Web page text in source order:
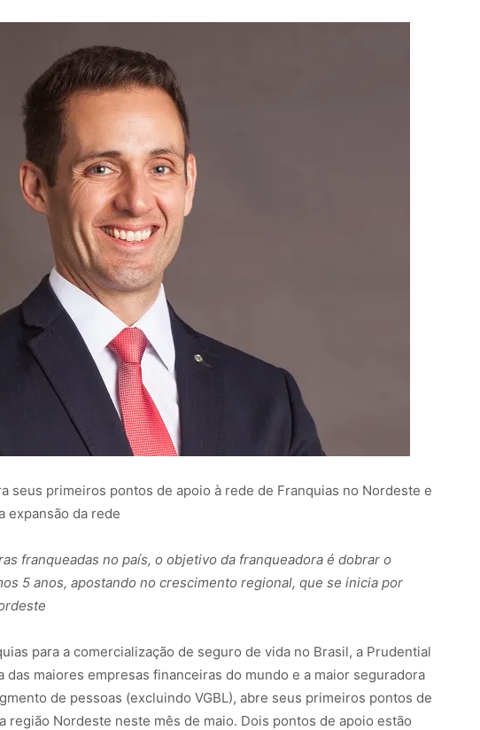
seus primeiros pontos de apoio à rede de Franquias no Nordeste e
expansão da rede
franqueadas no país, o objetivo da franqueadora é dobrar o
5 anos, apostando no crescimento regional, que se inicia por
para a comercialização de seguro de vida no Brasil, a Prudential
das maiores empresas financeiras do mundo e a maior seguradora
de pessoas (excluindo VGBL), abre seus primeiros pontos de
região Nordeste neste mês de maio. Dois pontos de apoio estão